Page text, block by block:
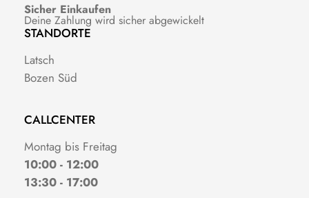
Sicher Einkaufen
Deine Zahlung wird sicher abgewickelt
STANDORTE
Latsch
Bozen Süd
CALLCENTER
Montag bis Freitag
10:00 - 12:00
13:30 - 17:00